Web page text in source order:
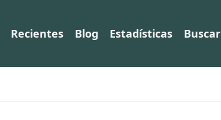
Recientes Blog Estadísticas Buscar